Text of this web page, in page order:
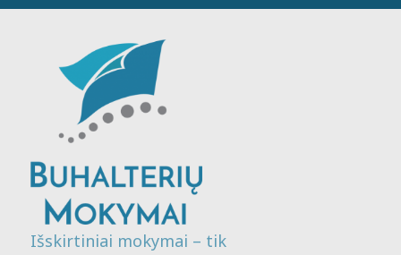
Išskirtiniai mokymai – tik